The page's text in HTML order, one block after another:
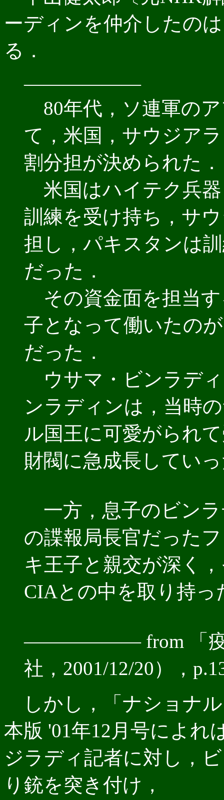
ーディンを仲介したの
る．
――――――
80年代，ソ連軍の
て，米国，サウジア
割分担が決められた．
米国はハイテク兵
訓練を受け持ち，サ
担し，パキスタンは
だった．
その資金面を担当
子となって働いたの
だった．
ウサマ・ビンラデ
ンラディンは，当時
ル国王に可愛がられ
財閥に急成長してい
一方，息子のビン
の諜報局長官だった
キ王子と親交が深く
CIAとの中を取り持っ
―――――― from 「疫
社，2001/12/20），
しかし，「ナショナ
本版 '01年12月号によれ
ジラディ記者に対し，
り銃を突き付け，